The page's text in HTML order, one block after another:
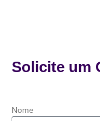
Solicite um
Nome